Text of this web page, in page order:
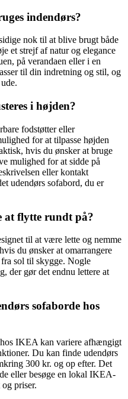
indendørs?
nok til at blive brugt både
et strejf af natur og elegance
på verandaen eller i en
til din indretning og stil, og
i højden?
fodstøtter eller
for at tilpasse højden
hvis du ønsker at bruge
mulighed for at sidde på
eller kontakt
udendørs sofabord, du er
at flytte rundt på?
til at være lette og nemme
du ønsker at omarrangere
sol til skygge. Nogle
der gør det endnu lettere at
sofaborde hos
IKEA kan variere afhængigt
Du kan finde udendørs
300 kr. og op efter. Det
eller besøge en lokal IKEA-
priser.